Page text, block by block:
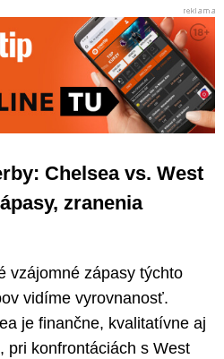
Chelsea vs. West
zranenia
vzájomné zápasy týchto
vidíme vyrovnanosť.
je finančne, kvalitatívne aj
pri konfrontáciách s West